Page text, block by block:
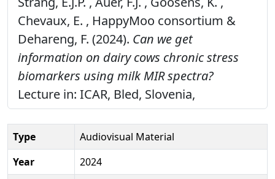
Chevaux, E. , HappyMoo consortium &
Dehareng, F. (2024). Can we get
information on dairy cows chronic stress
biomarkers using milk MIR spectra?
Lecture in: ICAR, Bled, Slovenia,
Type
Audiovisual Material
Year
2024